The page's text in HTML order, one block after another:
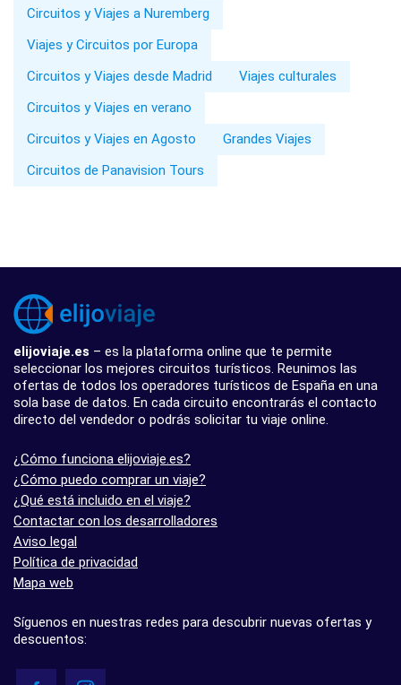
Circuitos y Viajes a Nuremberg
Viajes y Circuitos por Europa
Circuitos y Viajes desde Madrid
Viajes culturales
Circuitos y Viajes en verano
Circuitos y Viajes en Agosto
Grandes Viajes
Circuitos de Panavision Tours
elijoviaje.es – es la plataforma online que te permite
seleccionar los mejores circuitos turísticos. Reunimos las
ofertas de todos los operadores turísticos de España en una
sola base de datos. En cada circuito encontrarás el contacto
directo del vendedor o podrás solicitar tu viaje online.
¿Cómo funciona elijoviaje.es?
¿Cómo puedo comprar un viaje?
¿Qué está incluido en el viaje?
Contactar con los desarrolladores
Aviso legal
Política de privacidad
Mapa web
Síguenos en nuestras redes para descubrir nuevas ofertas y
descuentos: